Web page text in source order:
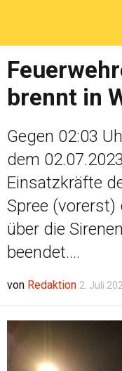
Service
Shop
brennt in
Gegen 02:03
dem
Einsatzkräfte
Spree (vorerst)
über die
beendet....
von Redaktion 2. Juli